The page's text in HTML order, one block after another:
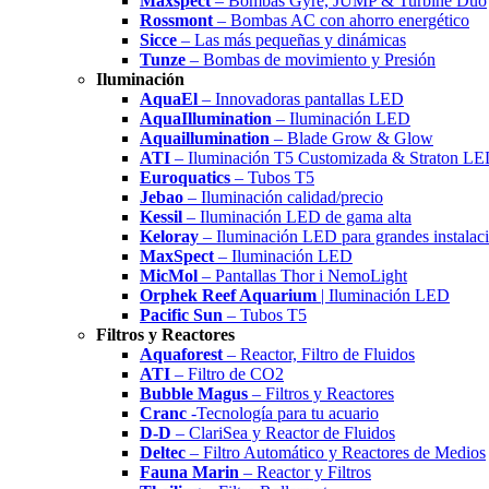
Rossmont – Bombas AC con ahorro energético
Sicce – Las más pequeñas y dinámicas
Tunze – Bombas de movimiento y Presión
Iluminación
AquaEl – Innovadoras pantallas LED
AquaIllumination – Iluminación LED
Aquaillumination – Blade Grow & Glow
ATI – Iluminación T5 Customizada & Straton
Euroquatics – Tubos T5
Jebao – Iluminación calidad/precio
Kessil – Iluminación LED de gama alta
Keloray – Iluminación LED para grandes
MaxSpect – Iluminación LED
MicMol – Pantallas Thor i NemoLight
Orphek Reef Aquarium | Iluminación LED
Pacific Sun – Tubos T5
Filtros y Reactores
Aquaforest – Reactor, Filtro de Fluidos
ATI – Filtro de CO2
Bubble Magus – Filtros y Reactores
Cranc -Tecnología para tu acuario
D-D – ClariSea y Reactor de Fluidos
Deltec – Filtro Automático y Reactores de Medios
Fauna Marin – Reactor y Filtros